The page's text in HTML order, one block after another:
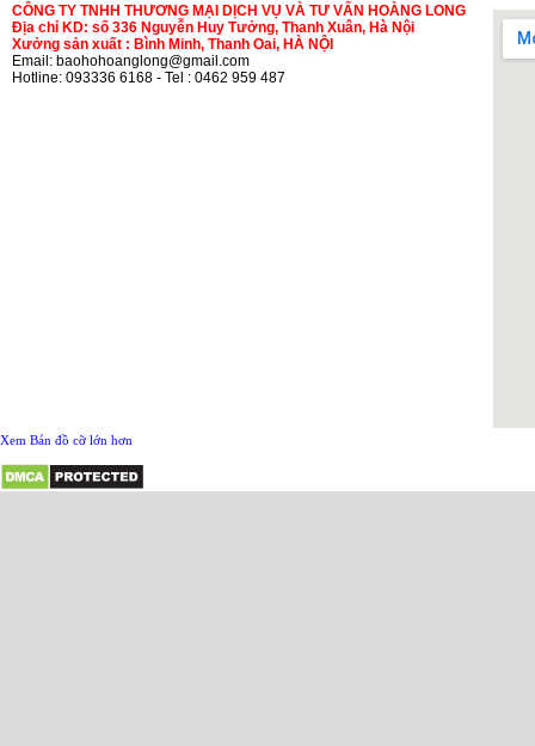
CÔNG TY TNHH THƯƠNG MẠI DỊCH VỤ VÀ TƯ VẤN HOÀNG LONG
Địa chỉ KD: số 336 Nguyễn Huy Tưởng, Thanh Xuân, Hà Nội
Xưởng sản xuất : Bình Minh, Thanh Oai, HÀ NỘI
Email: baohohoanglong@gmail.com
Hotline: 093336 6168 - Tel : 0462 959 487
Xem Bản đồ cỡ lớn hơn